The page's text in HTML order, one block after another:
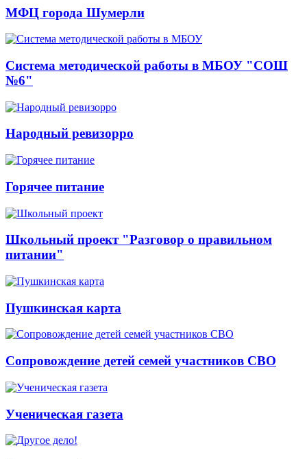
МФЦ города Шумерли
Система методической работы в МБОУ "СОШ
№6"
Народный ревизорро
Горячее питание
Школьный проект "Разговор о правильном
питании"
Пушкинская карта
Сопровождение детей семей участников СВО
Ученическая газета